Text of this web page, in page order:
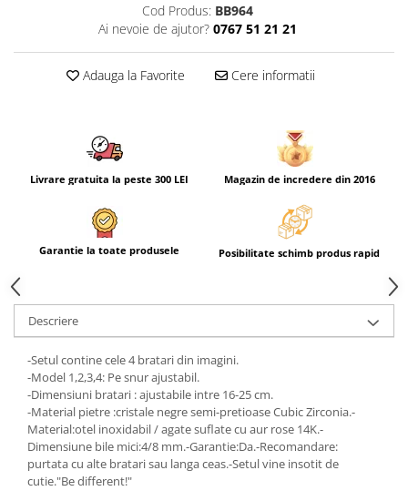
Cod Produs: BB964
Ai nevoie de ajutor? 0767 51 21 21
Adauga la Favorite Cere informatii
Livrare gratuita la peste 300 LEI Magazin de incredere din 2016
Garantie la toate produsele Posibilitate schimb produs rapid
Descriere
-Setul contine cele 4 bratari din imagini.
-Model 1,2,3,4: Pe snur ajustabil.
-Dimensiuni bratari : ajustabile intre 16-25 cm.
-Material pietre :cristale negre semi-pretioase Cubic Zirconia.-
Material:otel inoxidabil / agate suflate cu aur rose 14K.-
Dimensiune bile mici:4/8 mm.-Garantie:Da.-Recomandare:
purtata cu alte bratari sau langa ceas.-Setul vine insotit de
cutie."Be different!"